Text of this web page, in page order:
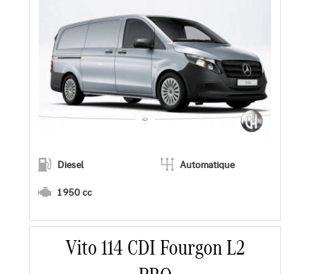
Diesel
Automatique
1 950 cc
En savoir plus
Vito 114 CDI Fourgon L2